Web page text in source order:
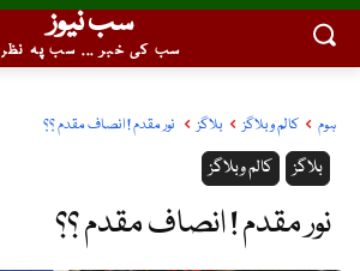
سب نیوز
سب کی خبر ... سب پہ نظر
ہوم کالم وبلاگز بلاگز ‏ نور مقدم ! انصاف مقدم ؟؟
کالم وبلاگز بلاگز
‏ نور مقدم ! انصاف مقدم ؟؟